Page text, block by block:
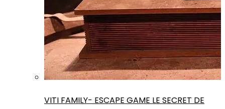
VITI FAMILY- ESCAPE GAME LE SECRET DE